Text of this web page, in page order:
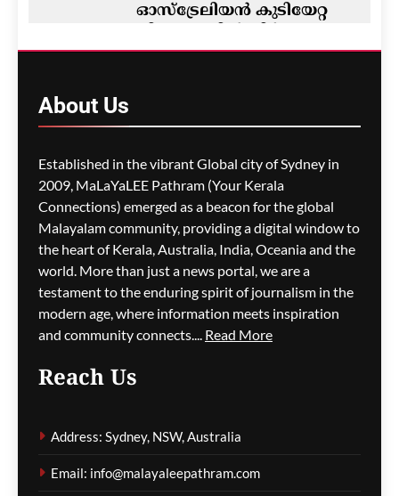
ഓസ്‌ട്രേലിയൻ കുടിയേറ്റ
മാറ്റം- ഡയറക്ഷൻ 119′
ഗീത ദാസ്‌ 12 hours ago 0
പോർട്ട് അഡലെയ്ഡിൽ
സൾഫർ തീപിടിത്തം;
വിഷപുക പടരുന്നു,
അടിയന്തര ഒഴിപ്പിക്കൽ
നിർദേശം
ഗീത ദാസ്‌ 12 hours ago 0
പ്രശ്നങ്ങൾ
മറച്ചുവെക്കപ്പെടുന്നുവെന്ന്
വിദഗ്ദ്ധർ
About Us
Established in the vibrant Global city of Sydney in
2009, MaLaYaLEE Pathram (Your Kerala
Connections) emerged as a beacon for the global
Malayalam community, providing a digital window to
the heart of Kerala, Australia, India, Oceania and the
world. More than just a news portal, we are a
testament to the enduring spirit of journalism in the
modern age, where information meets inspiration
and community connects.... Read More
Reach Us
Address: Sydney, NSW, Australia
Email: info@malayaleepathram.com